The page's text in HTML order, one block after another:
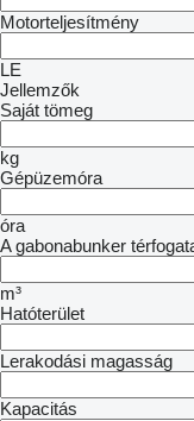
Motorteljesítmény
LE
Jellemzők
Saját tömeg
kg
Gépüzemóra
óra
A gabonabunker
m³
Hatóterület
Lerakodási magasság
Kapacitás